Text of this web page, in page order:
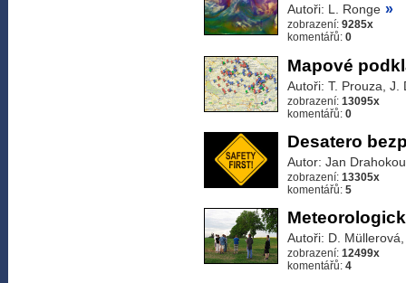
Autoři: L. Ronge »
zobrazení: 9285x
komentářů: 0
Mapové
Autoři: T. Prouza, J.
zobrazení: 13095x
komentářů: 0
Desatero
Autor: Jan
zobrazení: 13305x
komentářů: 5
Autoři: D.
zobrazení: 12499x
komentářů: 4